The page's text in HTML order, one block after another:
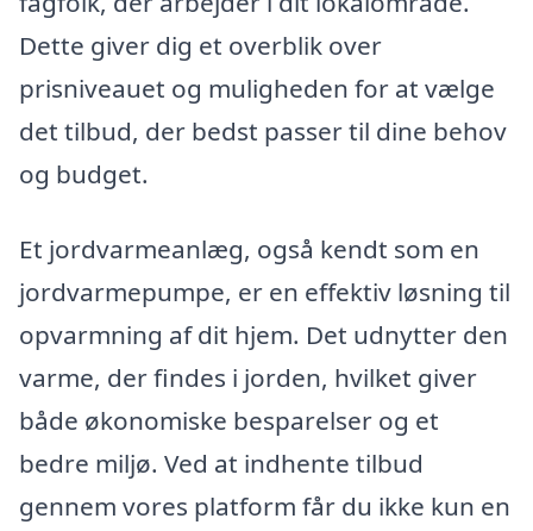
Dette giver dig et overblik over
prisniveauet og muligheden for at vælge
det tilbud, der bedst passer til dine behov
og budget.
Et jordvarmeanlæg, også kendt som en
jordvarmepumpe, er en effektiv løsning til
opvarmning af dit hjem. Det udnytter den
varme, der findes i jorden, hvilket giver
både økonomiske besparelser og et
bedre miljø. Ved at indhente tilbud
gennem vores platform får du ikke kun en